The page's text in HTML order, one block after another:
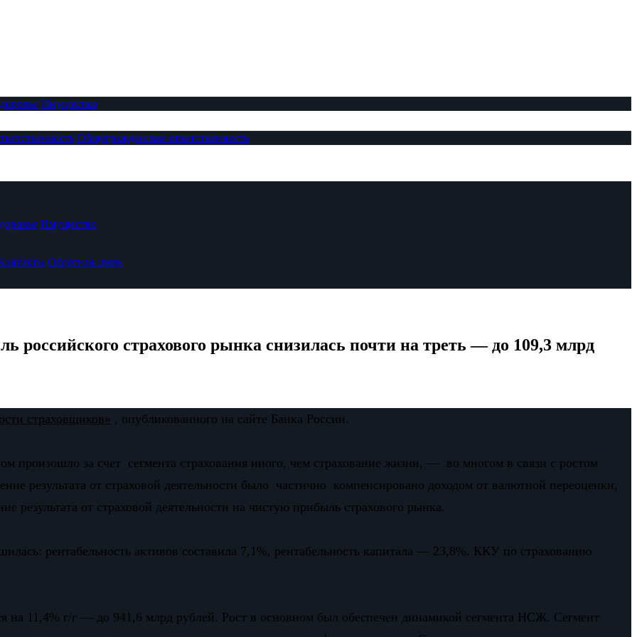
Имущество
Общегражданская ответственность
Имущество
Обратная связь
российского страхового рынка снизилась почти на треть — до 109,3 млрд
страховщиков» , опубликованного на сайте Банка России.
произошло за счет сегмента страхования иного, чем страхование жизни, — во многом в связи с ростом
результата от страховой деятельности было частично компенсировано доходом от валютной переоценки,
результата от страховой деятельности на чистую прибыль страхового рынка.
рентабельность активов составила 7,1%, рентабельность капитала — 23,8%. ККУ по страхованию
на 11,4% г/г — до 941,6 млрд рублей. Рост в основном был обеспечен динамикой сегмента НСЖ. Сегмент